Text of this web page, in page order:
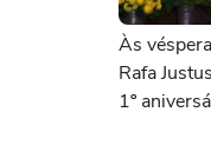
Às
Rafa
1º